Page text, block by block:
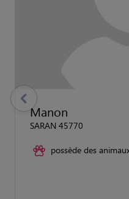
Manon
SARAN 45770
possède des
previous